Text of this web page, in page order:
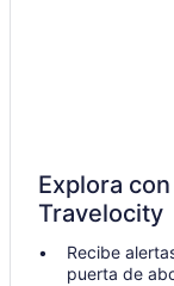
Hoteles con
Hoteles con
Hoteles en Inez
Explora
Travelocity
Recibe
puerta de